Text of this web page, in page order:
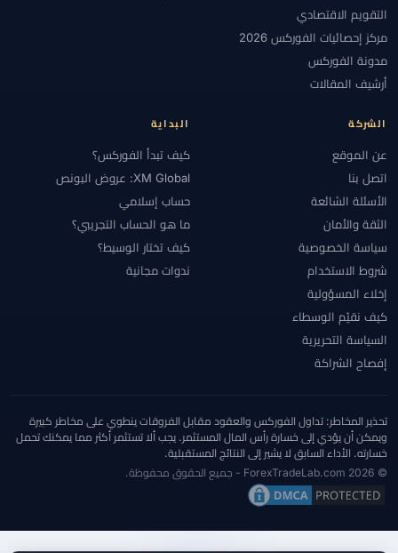
التقويم الاقتصادي
مركز إحصائيات الفوركس 2026
مدونة الفوركس
أرشيف المقالات
الشركة
عن الموقع
اتصل بنا
الأسئلة الشائعة
الثقة والأمان
سياسة الخصوصية
شروط الاستخدام
إخلاء المسؤولية
كيف نقيّم الوسطاء
السياسة التحريرية
إفصاح الشراكة
البداية
كيف تبدأ الفوركس؟
XM Global: عروض البونص
حساب إسلامي
ما هو الحساب التجريبي؟
كيف تختار الوسيط؟
ندوات مجانية
تحذير المخاطر: تداول الفوركس والعقود مقابل الفروقات ينطوي على مخاطر كبيرة
ويمكن أن يؤدي إلى خسارة رأس المال المستثمر. يجب ألا تستثمر أكثر مما يمكنك تحمل
خسارته. الأداء السابق لا يشير إلى النتائج المستقبلية.
© 2026 ForexTradeLab.com - جميع الحقوق محفوظة.